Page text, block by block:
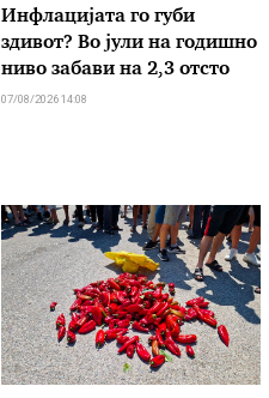
Инфлацијата го губи
здивот? Во јули на годишно
ниво забави на 2,3 отсто
07/08/2026 14:08